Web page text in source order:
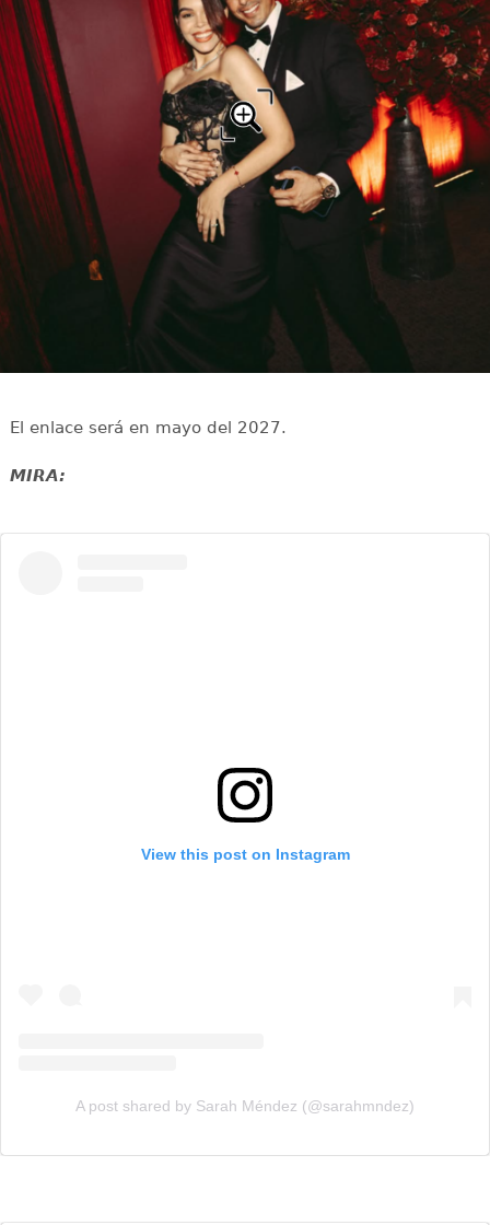
El enlace será en mayo del 2027.
MIRA:
View this post on Instagram
A post shared by Sarah Méndez (@sarahmndez)